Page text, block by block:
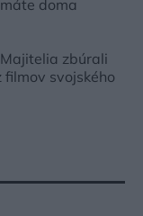
doma
zbúrali
svojského